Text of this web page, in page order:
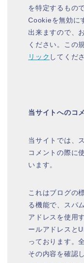
を特定するもの
Cookieを無効に
出来ますので、
ください。この
リック してくだ
当サイトへのコ
当サイトでは、
コメントの際に
います。
これはブログの
る機能で、スパ
アドレスを使用
ールアドレスと
っております。
その内容を確認